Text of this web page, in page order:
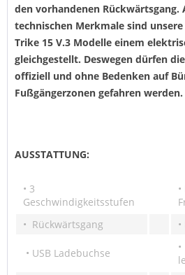
den vorhandenen Rückwärtsgang.
technischen Merkmale sind unsere
Trike 15 V.3 Modelle einem
gleichgestellt. Deswegen dürfen
offiziell und ohne Bedenken auf
Fußgängerzonen gefahren werden.
AUSSTATTUNG:
• 3
Geschwindigkeitsstufen
• Rückwärtsgang
• USB Ladebuchse